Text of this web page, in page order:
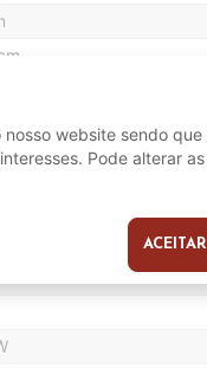
website sendo que
Pode alterar
ACEITAR